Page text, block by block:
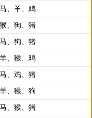
、羊、鸡
、狗、猪
、狗、猪
、猴、鸡
、鸡、猪
、猴、狗
、猴、猪